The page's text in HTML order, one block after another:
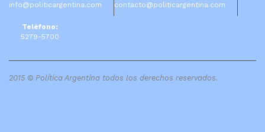
info@politicargentina.com
contacto@politicargentina.com
Teléfono:
5279-5700
2015 © Política Argentina todos los derechos reservados.